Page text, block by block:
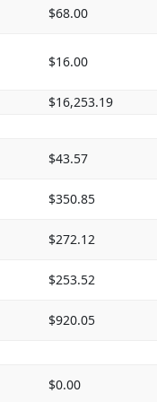
$68.00
$16.00
$16,253.19
$43.57
$350.85
$272.12
$253.52
$920.05
$0.00